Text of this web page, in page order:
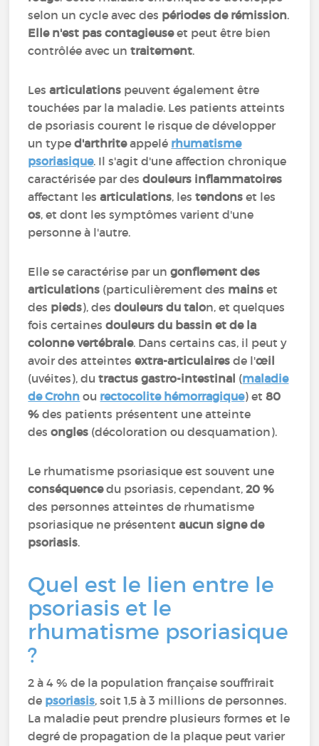
selon un cycle avec des périodes de rémission.
Elle n'est pas contagieuseet peut être bien
contrôlée avec untraitement.
Lesarticulations peuvent également être
touchées par la maladie. Les patients atteints
de psoriasis courent le risque de développer
un typed'arthriteappelé rhumatisme
psoriasique. Il s'agit d'une affection chronique
caractérisée par desdouleurs inflammatoires
affectant lesarticulations, lestendonset les
os, et dont les symptômes varient d'une
personne à l'autre.
Elle se caractérise par ungonflement des
articulations (particulièrement des mainset
des pieds), desdouleurs du talon, et quelques
fois certainesdouleurs du bassin et de la
colonne vertébrale. Dans certains cas, il peut y
avoir des atteintesextra-articulaires de l'œil
(uvéites), dutractus gastro-intestinal (maladie
de Crohn ou rectocolite hémorragique) et80
% des patients présentent une atteinte
desongles (décoloration ou desquamation).
Le rhumatisme psoriasique est souvent une
conséquencedu psoriasis, cependant,20 %
des personnes atteintes de rhumatisme
psoriasique ne présentent aucun signe de
psoriasis.
Quel est le lien entre le
psoriasis et le
rhumatisme psoriasique
?
2 à 4 % de la population française souffrirait
de psoriasis,soit 1,5 à 3 millions de personnes.
La maladie peut prendre plusieurs formes et le
degré de propagation de la plaque peut varier